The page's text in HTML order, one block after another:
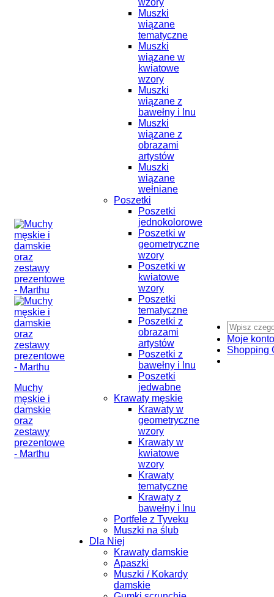
Muchy
męskie i
damskie
oraz
zestawy
prezentowe
- Marthu
wzory
Muszki
wiązane
tematyczne
Muszki
wiązane w
kwiatowe
wzory
Muszki
wiązane z
bawełny i lnu
Muszki
wiązane z
obrazami
artystów
Muszki
wiązane
wełniane
Poszetki
Poszetki
jednokolorowe
Poszetki w
geometryczne
wzory
Poszetki w
kwiatowe
wzory
Poszetki
tematyczne
Poszetki z
obrazami
artystów
Poszetki z
bawełny i lnu
Poszetki
jedwabne
Krawaty męskie
Krawaty w
geometryczne
wzory
Krawaty w
kwiatowe
wzory
Krawaty
tematyczne
Krawaty z
bawełny i lnu
Portfele z Tyveku
Muszki na ślub
Dla Niej
Krawaty damskie
Apaszki
Muszki / Kokardy
damskie
Moje konto
Shopping